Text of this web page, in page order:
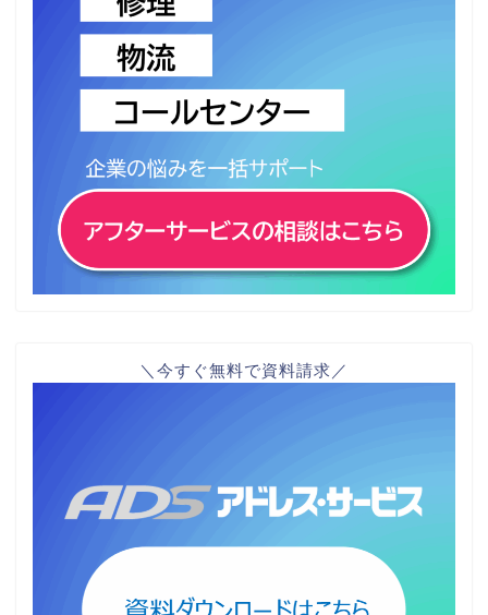
＼今すぐ無料で資料請求／